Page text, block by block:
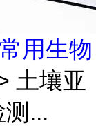
常用生物
土壤亚
...